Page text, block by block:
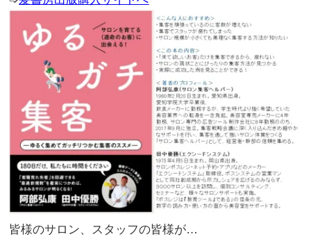
皆様のサロン、スタッフの皆様が…